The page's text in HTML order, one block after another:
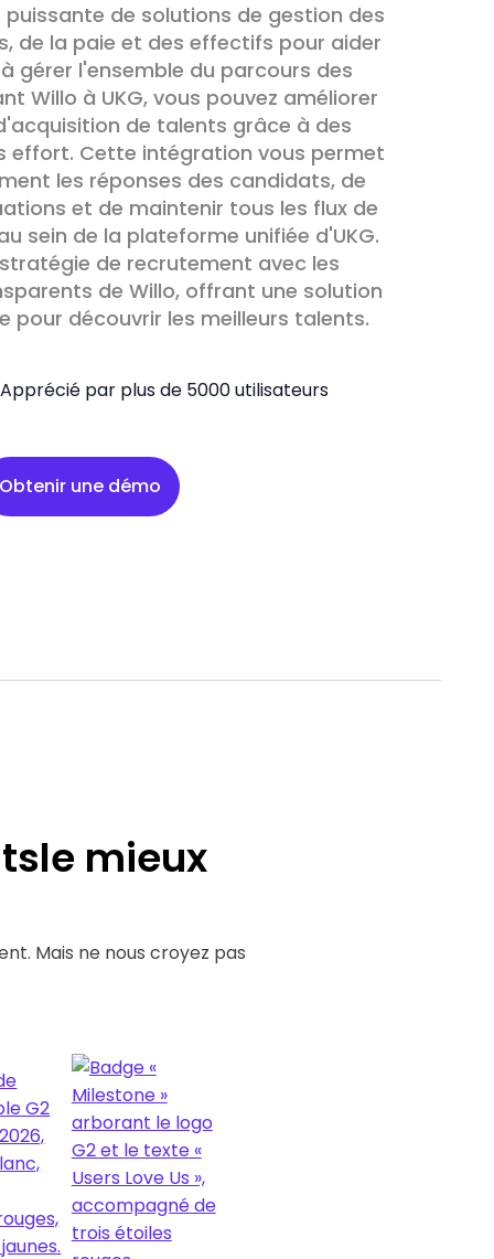
puissante de solutions de gestion des
de la paie et des effectifs pour aider
gérer l'ensemble du parcours des
Willo à UKG, vous pouvez améliorer
de talents grâce à des
effort. Cette intégration vous permet
les réponses des candidats, de
et de maintenir tous les flux de
sein de la plateforme unifiée d'UKG.
de recrutement avec les
de Willo, offrant une solution
pour découvrir les meilleurs talents.
Apprécié par plus de 5000 utilisateurs
une démo
le mieux
Mais ne nous croyez pas